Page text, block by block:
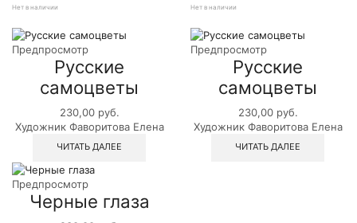
Нет в наличии
Предпросмотр
Русские
самоцветы
230,00 руб.
Художник Фаворитова Елена
ЧИТАТЬ ДАЛЕЕ
Нет в наличии
Предпросмотр
Русские
самоцветы
230,00 руб.
Художник Фаворитова Елена
ЧИТАТЬ ДАЛЕЕ
Предпросмотр
Черные глаза